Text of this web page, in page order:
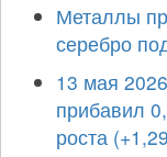
Металлы
серебро
13 мая
прибавил
роста